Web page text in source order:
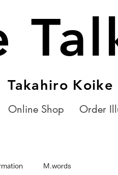
Koike
Online Shop Order
M.words